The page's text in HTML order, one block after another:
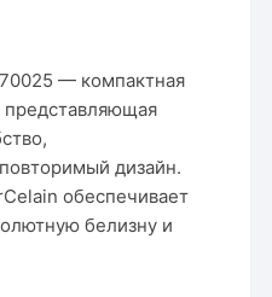
— компактная
представляющая
дизайн.
обеспечивает
белизну и